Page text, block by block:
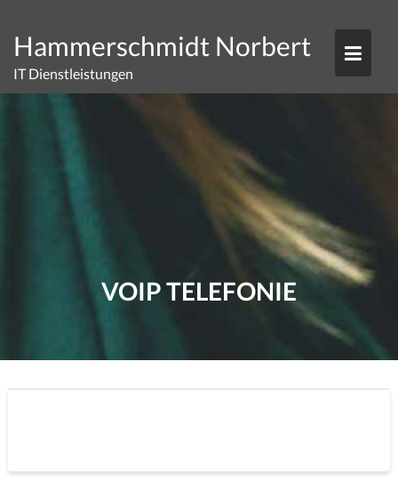
content
Hammerschmidt Norbert
IT Dienstleistungen
VOIP TELEFONIE